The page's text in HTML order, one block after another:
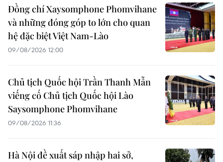
Đồng chí Xaysomphone Phomvihane
và những đóng góp to lớn cho quan
hệ đặc biệt Việt Nam-Lào
09/08/2026 12:00
Chủ tịch Quốc hội Trần Thanh Mẫn
viếng cố Chủ tịch Quốc hội Lào
Saysomphone Phomvihane
09/08/2026 11:36
Hà Nội đề xuất sáp nhập hai sở,